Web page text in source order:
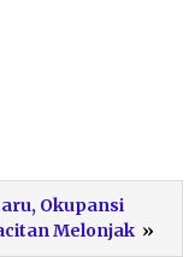
Okupansi
Melonjak »